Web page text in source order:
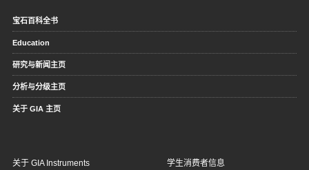
宝石百科全书
Education
研究与新闻主页
分析与分级主页
关于 GIA 主页
关于 GIA Instruments 学生消费者信息